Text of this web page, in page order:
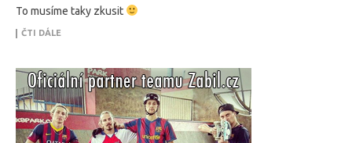
To musíme taky zkusit
ČTI DÁLE